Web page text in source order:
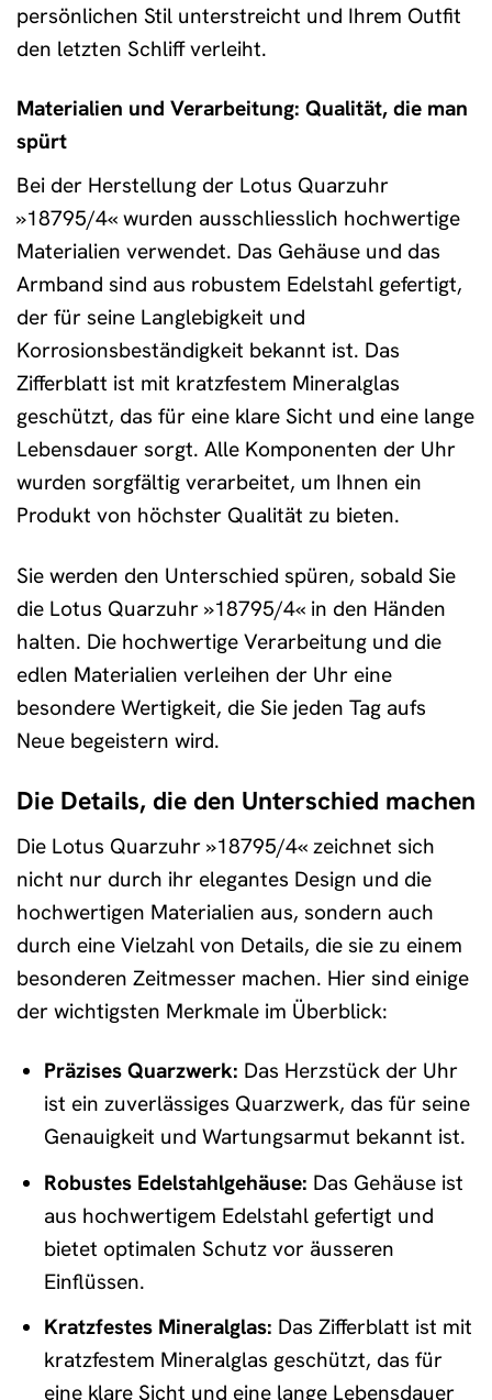
persönlichen Stil unterstreicht und Ihrem Outfit
den letzten Schliff verleiht.
Materialien und Verarbeitung: Qualität, die man
spürt
Bei der Herstellung der Lotus Quarzuhr
»18795/4« wurden ausschliesslich hochwertige
Materialien verwendet. Das Gehäuse und das
Armband sind aus robustem Edelstahl gefertigt,
der für seine Langlebigkeit und
Korrosionsbeständigkeit bekannt ist. Das
Zifferblatt ist mit kratzfestem Mineralglas
geschützt, das für eine klare Sicht und eine lange
Lebensdauer sorgt. Alle Komponenten der Uhr
wurden sorgfältig verarbeitet, um Ihnen ein
Produkt von höchster Qualität zu bieten.
Sie werden den Unterschied spüren, sobald Sie
die Lotus Quarzuhr »18795/4« in den Händen
halten. Die hochwertige Verarbeitung und die
edlen Materialien verleihen der Uhr eine
besondere Wertigkeit, die Sie jeden Tag aufs
Neue begeistern wird.
Die Details, die den Unterschied machen
Die Lotus Quarzuhr »18795/4« zeichnet sich
nicht nur durch ihr elegantes Design und die
hochwertigen Materialien aus, sondern auch
durch eine Vielzahl von Details, die sie zu einem
besonderen Zeitmesser machen. Hier sind einige
der wichtigsten Merkmale im Überblick:
Präzises Quarzwerk: Das Herzstück der Uhr
ist ein zuverlässiges Quarzwerk, das für seine
Genauigkeit und Wartungsarmut bekannt ist.
Robustes Edelstahlgehäuse: Das Gehäuse ist
aus hochwertigem Edelstahl gefertigt und
bietet optimalen Schutz vor äusseren
Einflüssen.
Kratzfestes Mineralglas: Das Zifferblatt ist mit
kratzfestem Mineralglas geschützt, das für
eine klare Sicht und eine lange Lebensdauer